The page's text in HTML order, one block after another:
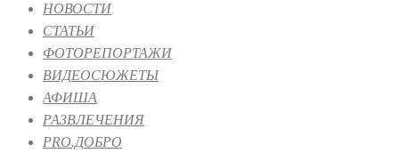
НОВОСТИ
СТАТЬИ
ФОТОРЕПОРТАЖИ
ВИДЕОСЮЖЕТЫ
АФИША
РАЗВЛЕЧЕНИЯ
PRO.ДОБРО